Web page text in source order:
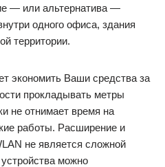
— или альтернатива —
одного офиса, здания
территории.
экономить Ваши средства за
прокладывать метры
не отнимает время на
работы. Расширение и
не является сложной
можно